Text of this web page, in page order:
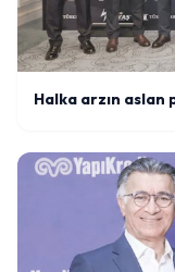
Halka arzın aslan